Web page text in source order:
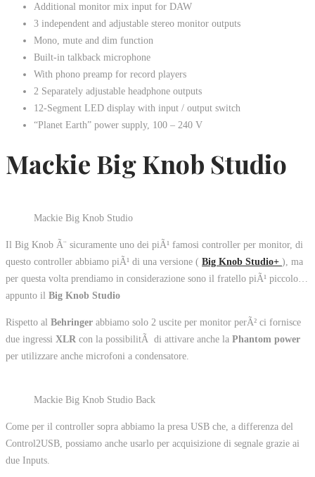
Additional monitor mix input for DAW
3 independent and adjustable stereo monitor outputs
Mono, mute and dim function
Built-in talkback microphone
With phono preamp for record players
2 Separately adjustable headphone outputs
12-Segment LED display with input / output switch
“Planet Earth” power supply, 100 – 240 V
Mackie Big Knob Studio
Mackie Big Knob Studio
Il Big Knob Ã¨ sicuramente uno dei piÃ¹ famosi controller per monitor, di
questo controller abbiamo piÃ¹ di una versione ( Big Knob Studio+ ), ma
per questa volta prendiamo in considerazione sono il fratello piÃ¹ piccolo…
appunto il Big Knob Studio
Rispetto al Behringer abbiamo solo 2 uscite per monitor perÃ² ci fornisce
due ingressi XLR con la possibilitÃ di attivare anche la Phantom power
per utilizzare anche microfoni a condensatore.
Mackie Big Knob Studio Back
Come per il controller sopra abbiamo la presa USB che, a differenza del
Control2USB, possiamo anche usarlo per acquisizione di segnale grazie ai
due Inputs.